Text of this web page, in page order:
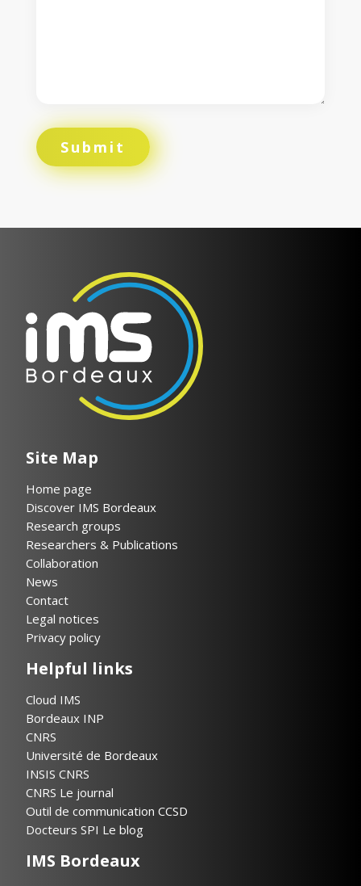
Site Map
Home page
Discover IMS Bordeaux
Research groups
Researchers & Publications
Collaboration
News
Contact
Legal notices
Privacy policy
Helpful links
Cloud IMS
Bordeaux INP
CNRS
Université de Bordeaux
INSIS CNRS
CNRS Le journal
Outil de communication CCSD
Docteurs SPI Le blog
IMS Bordeaux